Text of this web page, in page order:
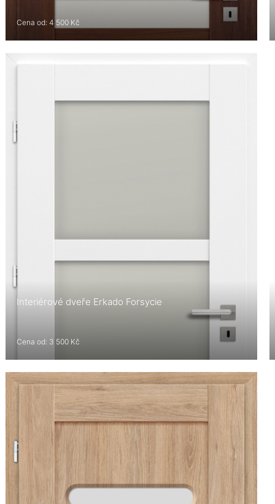
Cena od: 4 500 Kč
Interiérové dveře Erkado Forsycie
Cena od: 3 500 Kč